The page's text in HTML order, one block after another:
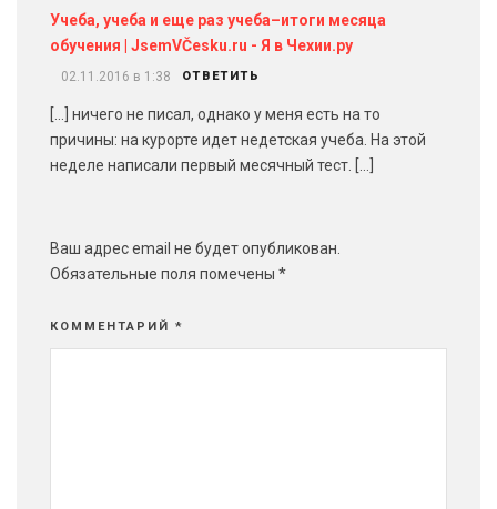
Учеба, учеба и еще раз учеба–итоги месяца
обучения | JsemVČesku.ru - Я в Чехии.ру
02.11.2016 в 1:38 ОТВЕТИТЬ
[…] ничего не писал, однако у меня есть на то
причины: на курорте идет недетская учеба. На этой
неделе написали первый месячный тест. […]
Ваш адрес email не будет опубликован.
Обязательные поля помечены *
КОММЕНТАРИЙ *